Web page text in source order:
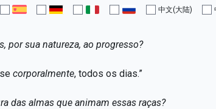
中文(大陆)
por sua natureza, ao progresso?
corporalmente, todos os dias.”
das almas que animam essas raças?